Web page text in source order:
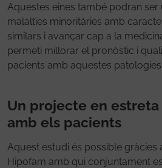
Aquestes eines també podran
malalties minoritàries amb
similars i avançar cap a la
permeti millorar el pronòstic i
pacients amb aquestes patologies.
Un projecte en estreta
amb els pacients
Aquest estudi és possible gràcies
Hipofam amb qui conjuntament